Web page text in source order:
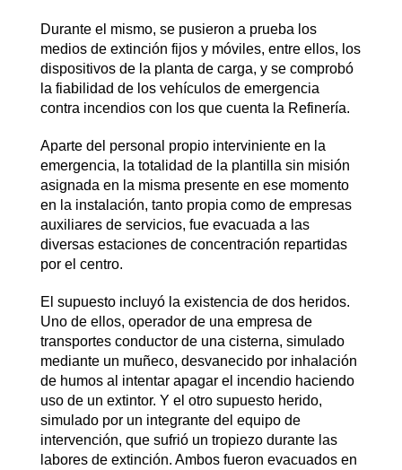
Durante el mismo, se pusieron a prueba los
medios de extinción fijos y móviles, entre ellos, los
dispositivos de la planta de carga, y se comprobó
la fiabilidad de los vehículos de emergencia
contra incendios con los que cuenta la Refinería.
Aparte del personal propio interviniente en la
emergencia, la totalidad de la plantilla sin misión
asignada en la misma presente en ese momento
en la instalación, tanto propia como de empresas
auxiliares de servicios, fue evacuada a las
diversas estaciones de concentración repartidas
por el centro.
El supuesto incluyó la existencia de dos heridos.
Uno de ellos, operador de una empresa de
transportes conductor de una cisterna, simulado
mediante un muñeco, desvanecido por inhalación
de humos al intentar apagar el incendio haciendo
uso de un extintor. Y el otro supuesto herido,
simulado por un integrante del equipo de
intervención, que sufrió un tropiezo durante las
labores de extinción. Ambos fueron evacuados en